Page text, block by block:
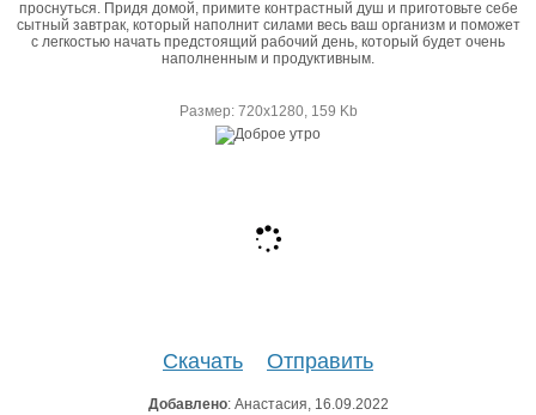
проснуться. Придя домой, примите контрастный душ и приготовьте себе
сытный завтрак, который наполнит силами весь ваш организм и поможет
с легкостью начать предстоящий рабочий день, который будет очень
наполненным и продуктивным.
Размер: 720х1280, 159 Kb
Скачать Отправить
Добавлено: Анастасия, 16.09.2022